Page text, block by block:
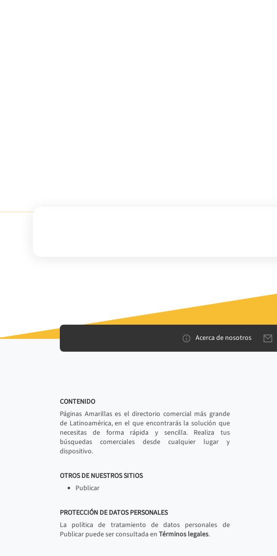
Acerca de nosotros
CONTENIDO
Páginas Amarillas es el directorio comercial más grande
de Latinoamérica, en el que encontrarás la solución que
necesitas de forma rápida y sencilla. Realiza tus
búsquedas comerciales desde cualquier lugar y
dispositivo.
OTROS DE NUESTROS SITIOS
Publicar
PROTECCIÓN DE DATOS PERSONALES
La política de tratamiento de datos personales de
Publicar puede ser consultada en Términos legales.